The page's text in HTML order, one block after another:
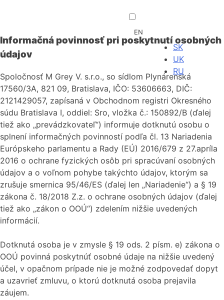
Informačná povinnosť pri poskytnutí osobných
údajov
Spoločnosť M Grey V. s.r.o., so sídlom Plynárenská
17560/3A, 821 09, Bratislava, IČO: 53606663, DIČ:
2121429057, zapísaná v Obchodnom registri Okresného
súdu Bratislava I, oddiel: Sro, vložka č.: 150892/B (ďalej
tiež ako „prevádzkovateľ“) informuje dotknutú osobu o
splnení informačných povinností podľa čl. 13 Nariadenia
Európskeho parlamentu a Rady (EÚ) 2016/679 z 27.apríla
2016 o ochrane fyzických osôb pri spracúvaní osobných
údajov a o voľnom pohybe takýchto údajov, ktorým sa
zrušuje smernica 95/46/ES (ďalej len „Nariadenie“) a § 19
zákona č. 18/2018 Z.z. o ochrane osobných údajov (ďalej
tiež ako „zákon o OOÚ“) zdelením nižšie uvedených
informácií.
Dotknutá osoba je v zmysle § 19 ods. 2 písm. e) zákona o
OOÚ povinná poskytnúť osobné údaje na nižšie uvedený
účel, v opačnom prípade nie je možné zodpovedať dopyt
a uzavrieť zmluvu, o ktorú dotknutá osoba prejavila
záujem.
EN
SK
UK
RU